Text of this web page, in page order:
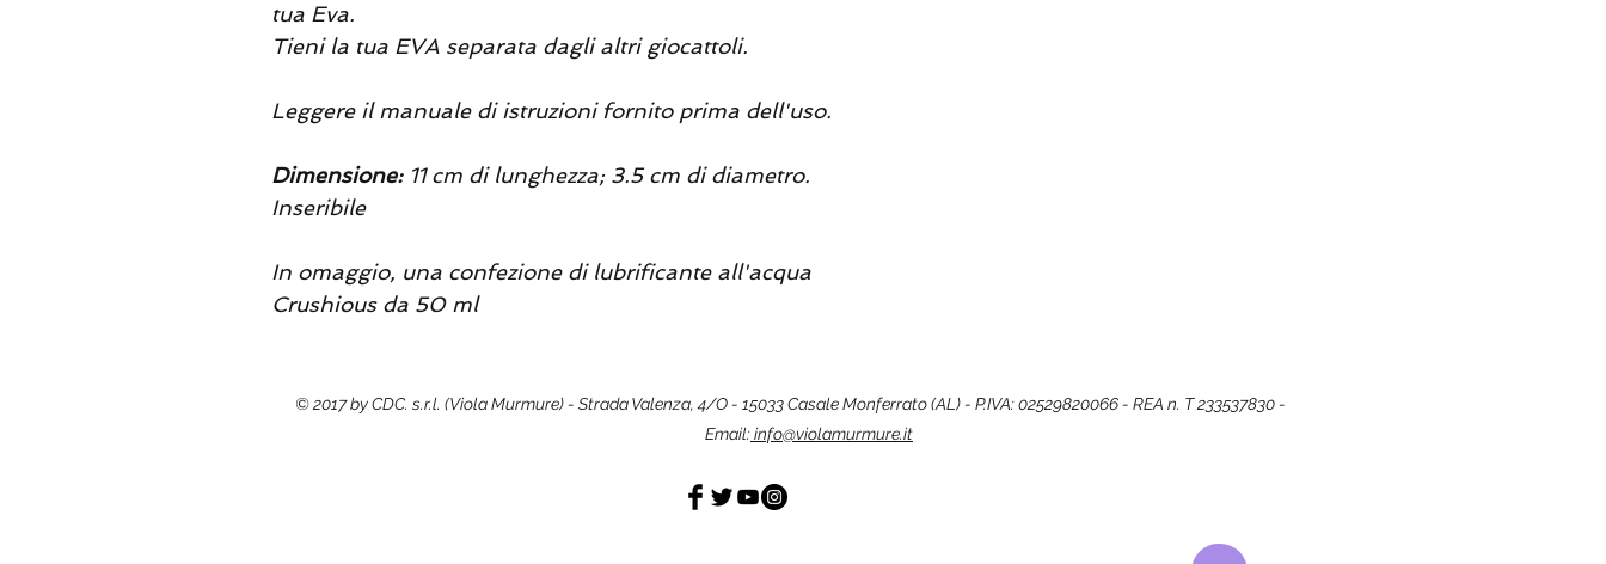
tua Eva.
Tieni la tua EVA separata dagli altri giocattoli.
Leggere il manuale di istruzioni fornito prima dell'uso.
Dimensione:11 cm di lunghezza; 3.5 cm di diametro.
Inseribile
In omaggio, una confezione di lubrificante all'acqua
Crushious da 50 ml
© 2017 by CDC. s.r.l. (Viola Murmure) - Strada Valenza, 4/O - 15033 Casale Monferrato (AL) - P.IVA: 02529820066 - REA n. T 233537830 -
Email:info@violamurmure.it